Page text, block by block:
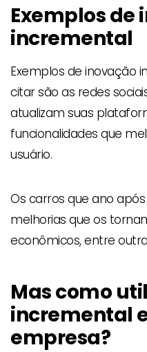
Exemplos de
incremental
Exemplos de inovação
citar são as redes
atualizam suas
funcionalidades que
usuário.
Os carros que ano
melhorias que os
econômicos, entre
Mas como
incremental
empresa?